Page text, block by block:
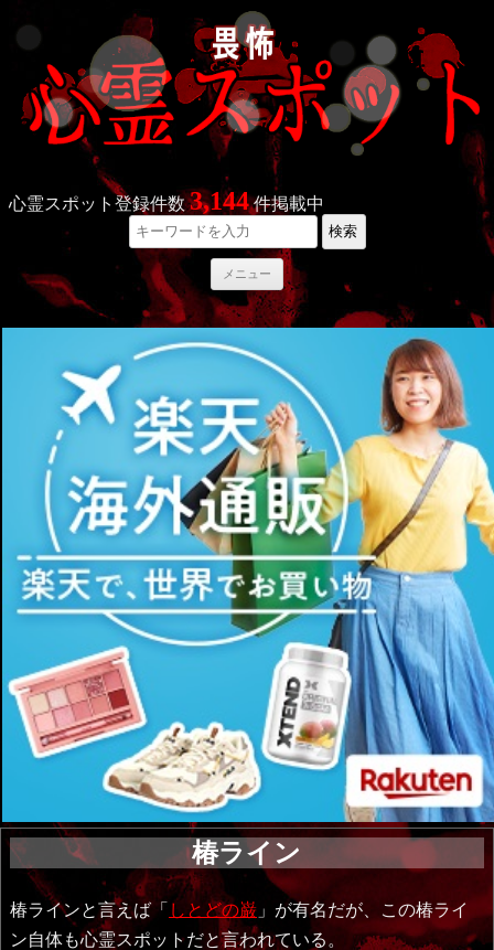
心霊スポット登録件数3,144件掲載中
検索
メニュー
コ
ン
テ
ン
ス
キ
ッ
プ
椿ライン
椿ラインと言えば「 しとどの巌 」が有名だが、この椿ライ
ン自体も心霊スポットだと言われている。